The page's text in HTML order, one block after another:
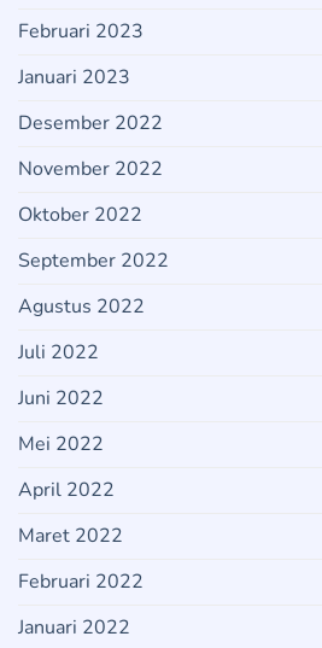
Februari 2023
Januari 2023
Desember 2022
November 2022
Oktober 2022
September 2022
Agustus 2022
Juli 2022
Juni 2022
Mei 2022
April 2022
Maret 2022
Februari 2022
Januari 2022